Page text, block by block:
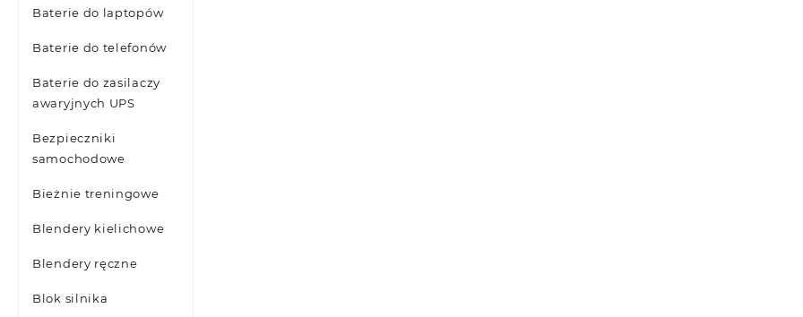
Baterie do laptopów
Baterie do telefonów
Baterie do zasilaczy
awaryjnych UPS
Bezpieczniki
samochodowe
Bieżnie treningowe
Blendery kielichowe
Blendery ręczne
Blok silnika